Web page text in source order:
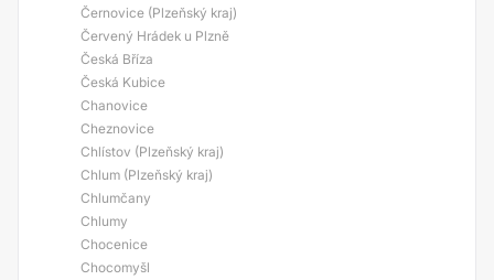
Černovice (Plzeňský kraj)
Červený Hrádek u Plzně
Česká Bříza
Česká Kubice
Chanovice
Cheznovice
Chlístov (Plzeňský kraj)
Chlum (Plzeňský kraj)
Chlumčany
Chlumy
Chocenice
Chocomyšl